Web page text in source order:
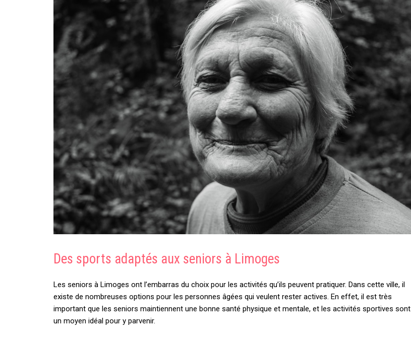
Des sports adaptés aux seniors à Limoges
Les seniors à Limoges ont l’embarras du choix pour les activités qu’ils peuvent pratiquer. Dans cette ville, il
existe de nombreuses options pour les personnes âgées qui veulent rester actives. En effet, il est très
important que les seniors maintiennent une bonne santé physique et mentale, et les activités sportives sont
un moyen idéal pour y parvenir.